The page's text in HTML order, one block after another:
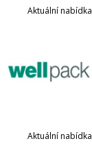
Aktuální nabídka
Aktuální nabídka